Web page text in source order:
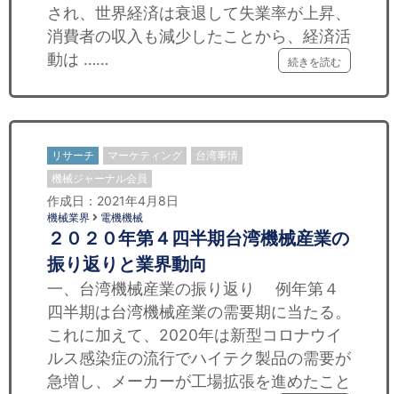
され、世界経済は衰退して失業率が上昇、
消費者の収入も減少したことから、経済活
動は ……
続きを読む
リサーチ マーケティング
台湾事情
機械ジャーナル会員
作成日：2021年4月8日
機械業界 電機機械
２０２０年第４四半期台湾機械産業の
振り返りと業界動向
一、台湾機械産業の振り返り 例年第４
四半期は台湾機械産業の需要期に当たる。
これに加えて、2020年は新型コロナウイ
ルス感染症の流行でハイテク製品の需要が
急増し、メーカーが工場拡張を進めたこと